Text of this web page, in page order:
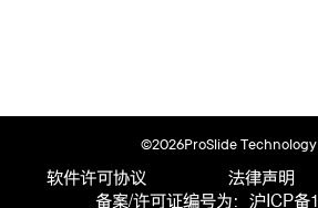
©2026ProSlide
软件许可协议 法律声明
备案/许可证编号为：沪ICP